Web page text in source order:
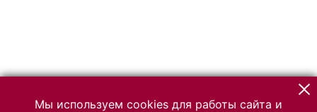
Мы используем cookies для работы сайта и